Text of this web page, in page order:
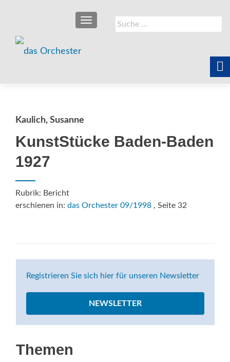
Suche
nach:
SCHALTE NAVIGATION
Kaulich, Susanne
KunstStücke Baden-Baden
1927
Rubrik: Bericht
erschienen in: das Orchester 09/1998 , Seite 32
Registrieren Sie sich hier für unseren Newsletter
NEWSLETTER
Themen